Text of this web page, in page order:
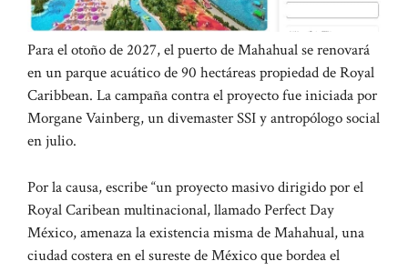
Para el otoño de 2027, el puerto de Mahahual se renovará
en un parque acuático de 90 hectáreas propiedad de Royal
Caribbean. La campaña contra el proyecto fue iniciada por
Morgane Vainberg, un divemaster SSI y antropólogo social
en julio.
Por la causa, escribe “un proyecto masivo dirigido por el
Royal Caribean multinacional, llamado Perfect Day
México, amenaza la existencia misma de Mahahual, una
ciudad costera en el sureste de México que bordea el